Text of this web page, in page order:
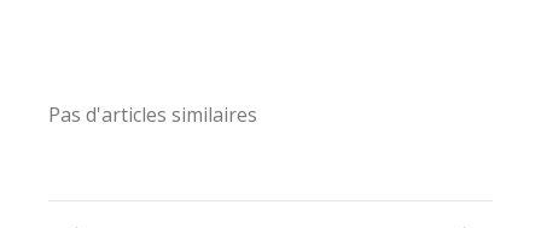
Pas d'articles similaires